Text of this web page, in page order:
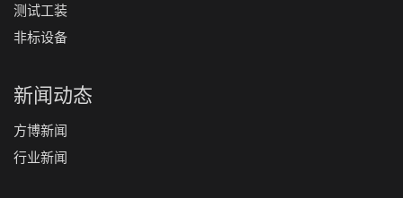
测试工装
非标设备
新闻动态
方博新闻
行业新闻